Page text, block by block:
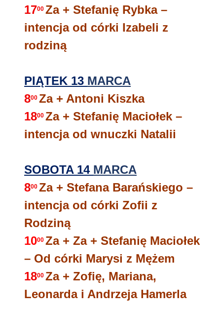
1700 Za + Stefanię Rybka –
intencja od córki Izabeli z
rodziną
PIĄTEK 13 MARCA
800 Za + Antoni Kiszka
1800 Za + Stefanię Maciołek –
intencja od wnuczki Natalii
SOBOTA 14 MARCA
800 Za + Stefana Barańskiego –
intencja od córki Zofii z
Rodziną
1000 Za + Za + Stefanię Maciołek
– Od córki Marysi z Mężem
1800 Za + Zofię, Mariana,
Leonarda i Andrzeja Hamerla